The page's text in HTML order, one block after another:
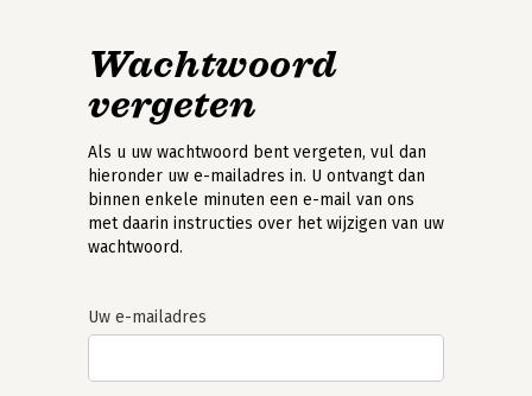
Wachtwoord
vergeten
Als u uw wachtwoord bent vergeten, vul dan
hieronder uw e-mailadres in. U ontvangt dan
binnen enkele minuten een e-mail van ons
met daarin instructies over het wijzigen van uw
wachtwoord.
Uw e-mailadres